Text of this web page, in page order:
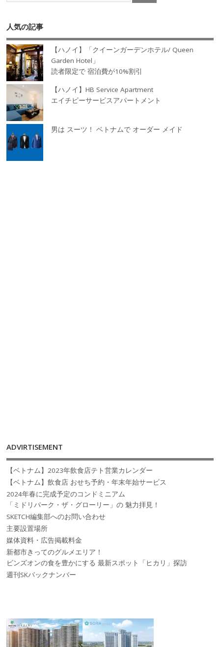
人気の記事
【ハノイ】「クイーンガーデンホテル/ Queen
Garden Hotel」
読者限定で 宿泊費が10%割引
【ハノイ】HB Service Apartment
エイチビーサービスアパートメント
男は スーツ！ ベトナムで オーダー メイド
ADVIRTISEMENT
【ベトナム】2023年飲食店テト営業カレンダー
【ベトナム】飲食店 おせち予約・年末年始サービス
2024年春に完成予定のコンドミニアム
「ミドリパーク・ザ・グローリー」の 魅力拝見！
SKETCH編集部へのお問い合わせ
主要設置場所
媒体資料・広告掲載料金
新都市きってのグルメエリア！
ビンズオンの食を豊かにする 最新スポット「ヒカリ」探訪
週刊SKバックナンバー